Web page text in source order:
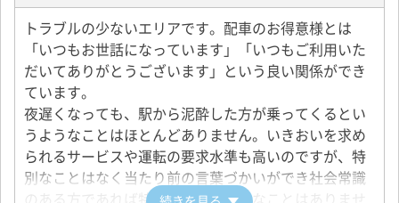
トラブルの少ないエリアです。配車のお得意様とは
「いつもお世話になっています」「いつもご利用いた
だいてありがとうございます」という良い関係ができ
ています。
夜遅くなっても、駅から泥酔した方が乗ってくるとい
うようなことはほとんどありません。いきおいを求め
られるサービスや運転の要求水準も高いのですが、特
別なことはなく当たり前の言葉づかいができ社会常識